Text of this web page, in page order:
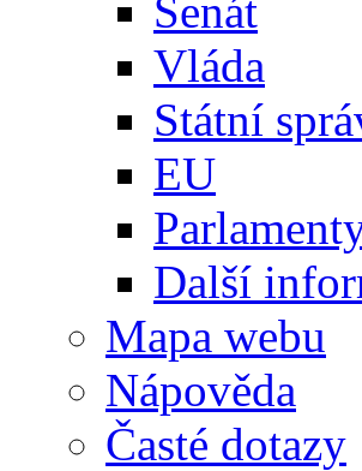
Senát
Vláda
Státní
EU
Další
Mapa webu
Nápověda
Časté dotazy